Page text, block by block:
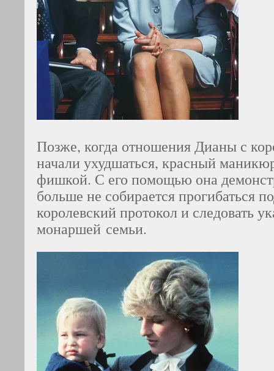
Позже, когда отношения Дианы с
начали ухудшаться, красный
фишкой. С его помощью она
больше не собирается прогибаться
королевский протокол и следовать
монаршей семьи.